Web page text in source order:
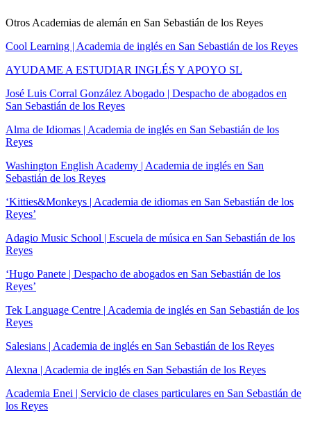
Otros Academias de alemán en San Sebastián de los Reyes
Cool Learning | Academia de inglés en San Sebastián de los Reyes
AYUDAME A ESTUDIAR INGLÉS Y APOYO SL
José Luis Corral González Abogado | Despacho de abogados en
San Sebastián de los Reyes
Alma de Idiomas | Academia de inglés en San Sebastián de los
Reyes
Washington English Academy | Academia de inglés en San
Sebastián de los Reyes
‘Kitties&Monkeys | Academia de idiomas en San Sebastián de los
Reyes’
Adagio Music School | Escuela de música en San Sebastián de los
Reyes
‘Hugo Panete | Despacho de abogados en San Sebastián de los
Reyes’
Tek Language Centre | Academia de inglés en San Sebastián de los
Reyes
Salesians | Academia de inglés en San Sebastián de los Reyes
Alexna | Academia de inglés en San Sebastián de los Reyes
Academia Enei | Servicio de clases particulares en San Sebastián de
los Reyes